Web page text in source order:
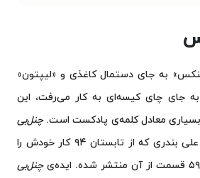
به جای دستمال کاغذی و «لیپتون»
به جای چای کیسه‌ای به کار می‌رفت، این
بسیاری معادل کلمه‌ی پادکست است.چنل‌بی
پادکستی است با اجرای علی بندری که از تابستان ۹۴ کار خودش را
چنل‌بی